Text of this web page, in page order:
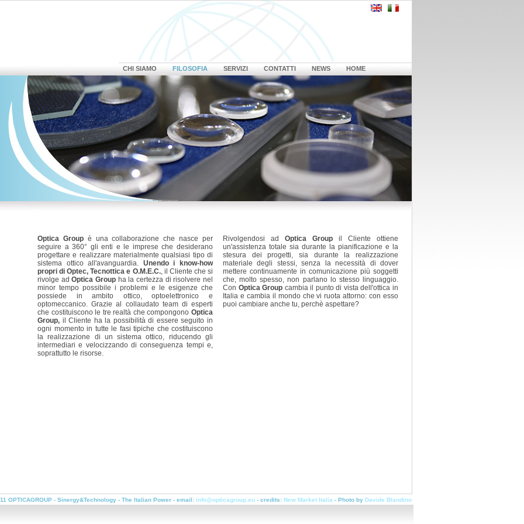
CHI SIAMO FILOSOFIA SERVIZI CONTATTI NEWS HOME
Optica Groupè una collaborazione che nasce per
seguire a 360° gli enti e le imprese che desiderano
progettare e realizzare materialmente qualsiasi tipo di
sistema ottico all'avanguardia. Unendo i know-how
propri di Optec, Tecnottica e O.M.E.C., il Cliente che si
rivolge adOptica Group ha la certezza di risolvere nel
minor tempo possibile i problemi e le esigenze che
possiede in ambito ottico, optoelettronico e
optomeccanico. Grazie al collaudato team di esperti
che costituiscono le tre realtà che compongono Optica
Group, il Cliente ha la possibilità di essere seguito in
ogni momento in tutte le fasi tipiche che costituiscono
la realizzazione di un sistema ottico, riducendo gli
intermediari e velocizzando di conseguenza tempi e,
soprattutto le risorse.
Rivolgendosi ad Optica Group il Cliente ottiene
un'assistenza totale sia durante la pianificazione e la
stesura dei progetti, sia durante la realizzazione
materiale degli stessi, senza la necessità di dover
mettere continuamente in comunicazione più soggetti
che, molto spesso, non parlano lo stesso linguaggio.
Con Optica Group cambia il punto di vista dell'ottica in
Italia e cambia il mondo che vi ruota attorno: con esso
puoi cambiare anche tu, perchè aspettare?
OPTICAGROUP - Sinergy&Technology - The Italian Power - email: info@opticagroup.eu - credits: New Market Italia - Photo by Davide Blandino